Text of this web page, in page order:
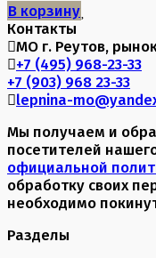
В корзину
Контакты
МО г. Реутов,
+7 (495) 968-23-33
+7 (903) 968 23-33
lepnina-
Мы получаем и
посетителей
официальной
обработку своих
необходимо
Разделы